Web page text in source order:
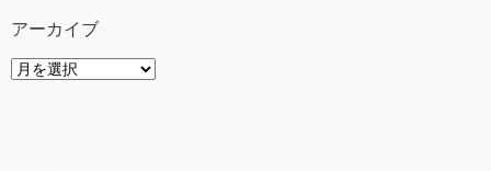
アーカイブ
ア